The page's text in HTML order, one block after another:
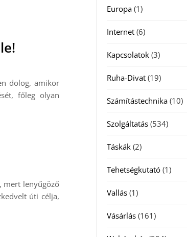
dolog, amikor
főleg olyan
mert lenyűgöző
úti célja,
Europa(1)
Internet(6)
Kapcsolatok(3)
Ruha-Divat(19)
Számítástechnika(10)
Szolgáltatás(534)
Táskák(2)
Tehetségkutató(1)
Vallás(1)
Vásárlás(161)